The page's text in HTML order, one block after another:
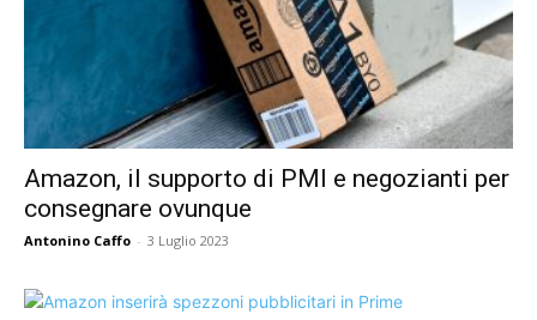
Amazon, il supporto di PMI e negozianti per
consegnare ovunque
Antonino Caffo - 3 Luglio 2023